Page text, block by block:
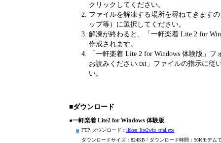
クリックしてください。
ファイルを解凍する場所を尋ねてきます
ップ等）に選択してください。
解凍が終わると、「一軒楽着 Lite 2 for
作成されます。
「一軒楽着 Lite 2 for Windows 体験版」
お読みください.txt」ファイルの指示に従
い。
■ダウンロード
●一軒楽着 Lite2 for Windows 体験版
FTP ダウンロード： ikken_lite2win_trial.exe
ダウンロードサイズ：824KB / ダウンロード時間：56Kモデム